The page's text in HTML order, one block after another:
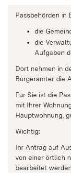
Passbehörden in
die
die
Aufgaben
Dort nehmen in
Bürgerämter die
Für Sie ist die
mit Ihrer
Hauptwohnung,
Wichtig:
Ihr Antrag auf
von einer örtlich
bearbeitet